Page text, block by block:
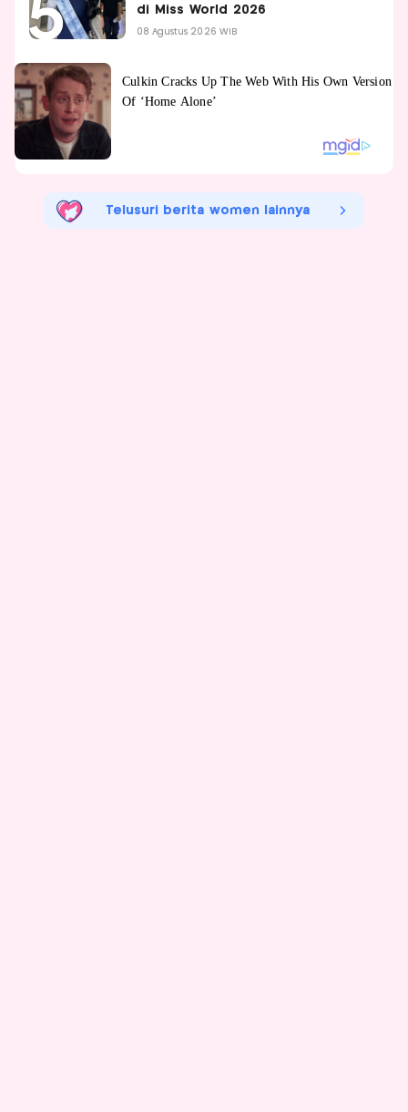
di Miss World 2026
08 Agustus 2026 WIB
Telusuri berita women lainnya